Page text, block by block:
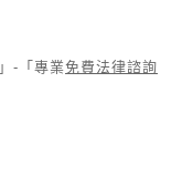
」-「專業免費法律諮詢